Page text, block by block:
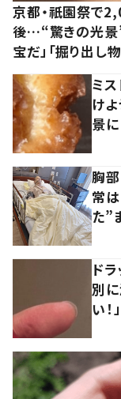
京都・祇園祭で
後…“驚きの光景”
宝だ」「掘り出し
ミ
け
景に
胸
常
た”
ド
別
い！